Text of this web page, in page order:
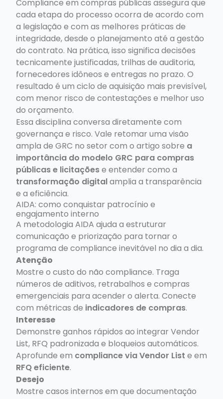
Compliance em compras públicas assegura que
cada etapa do processo ocorra de acordo com
a legislação e com as melhores práticas de
integridade, desde o planejamento até a gestão
do contrato. Na prática, isso significa decisões
tecnicamente justificadas, trilhas de auditoria,
fornecedores idôneos e entregas no prazo. O
resultado é um ciclo de aquisição mais previsível,
com menor risco de contestações e melhor uso
do orçamento.
Essa disciplina conversa diretamente com
governança e risco. Vale retomar uma visão
ampla de GRC no setor com o artigo sobre a
importância do modelo GRC para compras
públicas e licitaçõese entender como a
transformação digitalamplia a transparência
e a eficiência.
AIDA: como conquistar patrocínio e
engajamento interno
A metodologia AIDA ajuda a estruturar
comunicação e priorização para tornar o
programa de compliance inevitável no dia a dia.
Atenção
Mostre o custo do não compliance. Traga
números de aditivos, retrabalhos e compras
emergenciais para acender o alerta. Conecte
com métricas de indicadores de compras.
Interesse
Demonstre ganhos rápidos ao integrar Vendor
List, RFQ padronizada e bloqueios automáticos.
Aprofunde em compliance via Vendor List e em
RFQ eficiente.
Desejo
Mostre casos internos em que documentação